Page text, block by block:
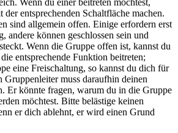
der entsprechenden Schaltfläche machen.
sind allgemein offen. Einige erfordern erst
andere können geschlossen sein und
Wenn die Gruppe offen ist, kannst du
entsprechende Funktion beitreten;
eine Freischaltung, so kannst du dich für
Gruppenleiter muss daraufhin deinen
Er könnte fragen, warum du in die Gruppe
möchtest. Bitte belästige keinen
er dich ablehnt, er wird einen Grund